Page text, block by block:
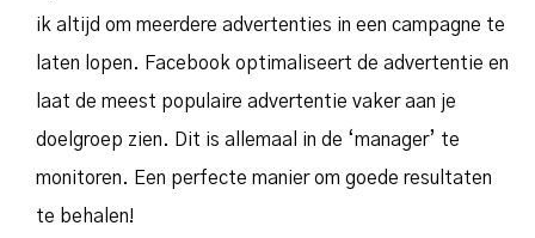
ik altijd om meerdere advertenties in een campagne te
laten lopen. Facebook optimaliseert de advertentie en
laat de meest populaire advertentie vaker aan je
doelgroep zien. Dit is allemaal in de ‘manager’ te
monitoren. Een perfecte manier om goede resultaten
te behalen!